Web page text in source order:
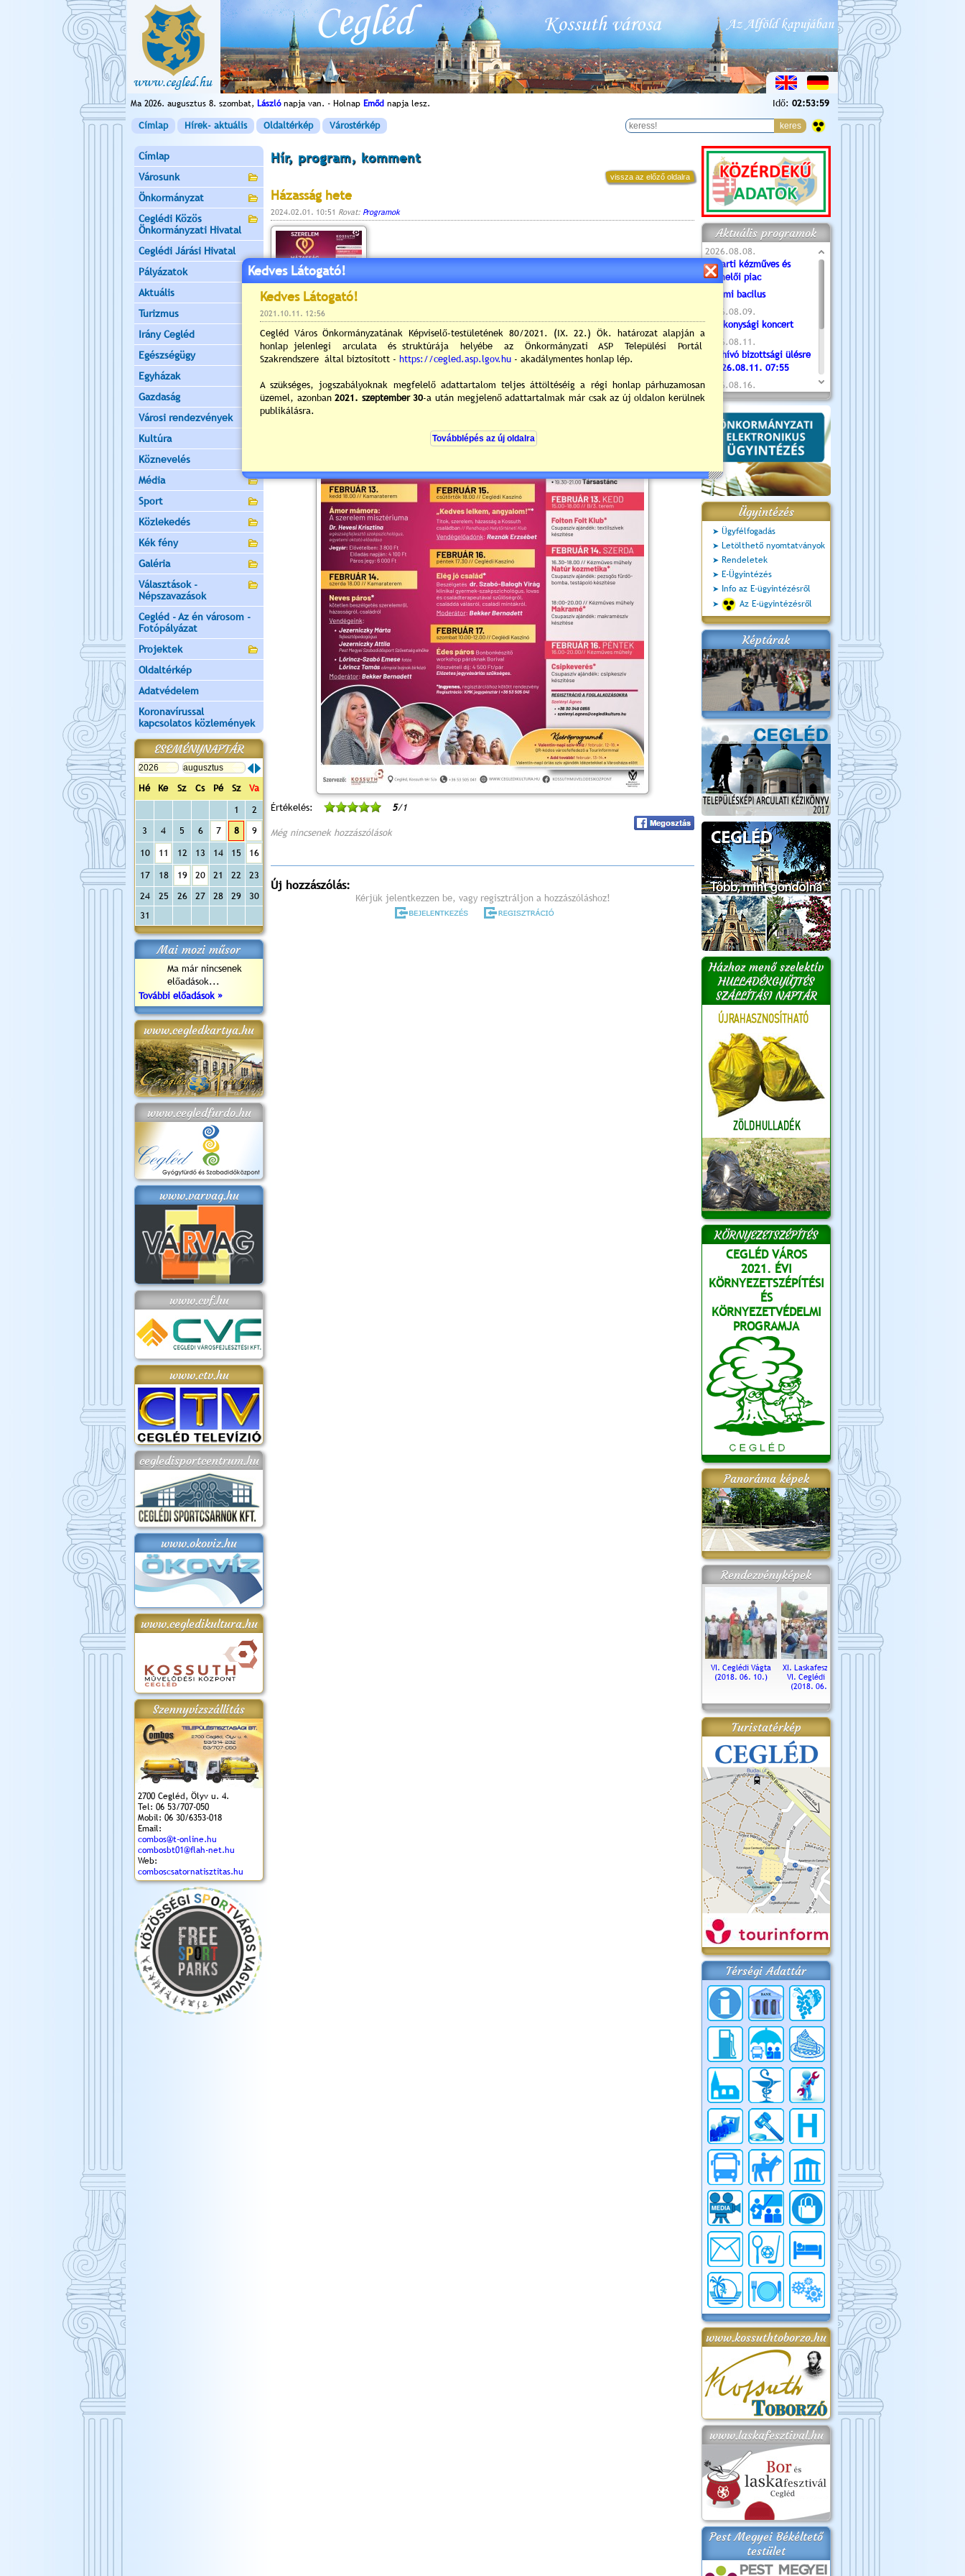
Ma 2026. augusztus 8. szombat, Lászlónapja van. - Holnap Emőd napja lesz. Idő: 02:54:00
Címlap Hírek- aktuális Oldaltérkép Várostérkép
Címlap
Városunk
Önkormányzat
Ceglédi Közös
Önkormányzati Hivatal
Ceglédi Járási Hivatal
Pályázatok
Aktuális
Turizmus
Irány Cegléd
Egészségügy
Egyházak
Gazdaság
Városi rendezvények
Kultúra
Köznevelés
Média
Sport
Közlekedés
Kék fény
Galéria
Választások -
Népszavazások
Cegléd - Az én városom -
Fotópályázat
Projektek
Oldaltérkép
Adatvédelem
Koronavírussal
kapcsolatos közlemények
ESEMÉNYNAPTÁR
Hé Ke Sz Cs Pé Sz
Va
1
2
3
4 5 6 7 8 9
10 11 12 13 14 15 16
17 18 19 20 21 22
23
24
25 26 27 28 29
30
31
Mai mozi műsor
Ma már nincsenek
előadások...
További előadások »
www.cegledkartya.hu
www.cegledfurdo.hu
www.varvag.hu
www.cvf.hu
www.ctv.hu
cegledisportcentrum.hu
www.okoviz.hu
www.cegledikultura.hu
Szennyvízszállítás
2700 Cegléd, Ölyv u. 4.
Tel: 06 53/707-050
Mobil: 06 30/6353-018
Email:
combos@t-online.hu
combosbt01@flah-net.hu
Web:
comboscsatornatisztitas.hu
Hír, program, komment
vissza az előző oldalra
Házasság hete
2024.02.01. 10:51 Rovat: Programok
Értékelés: 5/1
Még nincsenek hozzászólások
Új hozzászólás:
Kérjük jelentkezzen be, vagy regisztráljon a hozzászóláshoz!
Aktuális programok
2026.08.08.
Tóparti kézműves és
termelői piac
Valami bacilus
2026.08.09.
Jótékonysági koncert
2026.08.11.
Meghívó bizottsági ülésre
- 2026.08.11. 07:55
2026.08.16.
Újvárosi Közlekedési és
Sportnap
2026.08.19.
Ceglédi fotóklub kiállítás
2026.08.20.
Szent István Ünnepe
Ügyintézés
Ügyfélfogadás
Letölthető nyomtatványok
Rendeletek
E-Ügyintézés
Info az E-ügyintézésről
Az E-ügyintézésről
Képtárak
Házhoz menő szelektív
HULLADÉKGYŰJTÉS
SZÁLLÍTÁSI NAPTÁR
KÖRNYEZETSZÉPÍTÉS
CEGLÉD VÁROS
2021. ÉVI
KÖRNYEZETSZÉPÍTÉSI
ÉS
KÖRNYEZETVÉDELMI
PROGRAMJA
Panoráma képek
Rendezvényképek
VI. Ceglédi Vágta
(2018. 06. 10.)
XI. Laskafesztivál és
VI. Ceglédi Vágta
(2018. 06. 10.)
Városnapok 2018.
Kossuth Toborzó
Ünnepély
Szent István Ünnepe
(2017. 08. 20.)
Turistatérkép
Térségi Adattár
www.kossuthtoborzo.hu
www.laskafesztival.hu
Pest Megyei Békéltető
testület
Kedves Látogató!